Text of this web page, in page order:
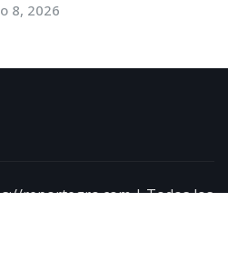
8, 2026
reportegro.com | Todos los